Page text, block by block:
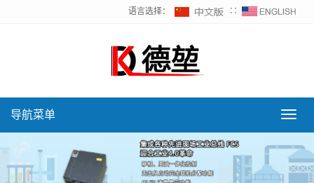
语言选择： ∷
导
菜
单
导航菜单